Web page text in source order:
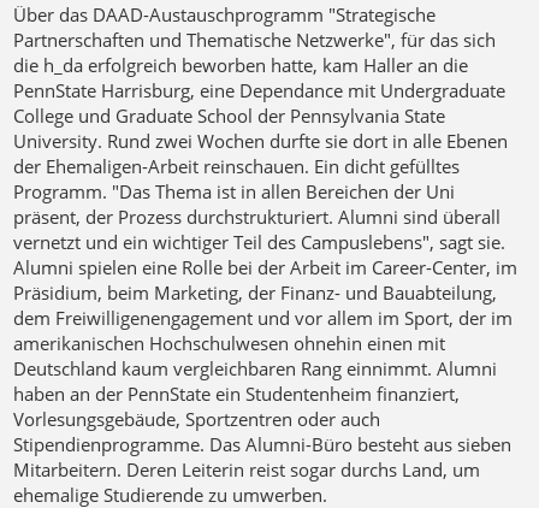
Über das DAAD-Austauschprogramm "Strategische
Partnerschaften und Thematische Netzwerke", für das sich
die h_da erfolgreich beworben hatte, kam Haller an die
PennState Harrisburg, eine Dependance mit Undergraduate
College und Graduate School der Pennsylvania State
University. Rund zwei Wochen durfte sie dort in alle Ebenen
der Ehemaligen-Arbeit reinschauen. Ein dicht gefülltes
Programm. "Das Thema ist in allen Bereichen der Uni
präsent, der Prozess durchstrukturiert. Alumni sind überall
vernetzt und ein wichtiger Teil des Campuslebens", sagt sie.
Alumni spielen eine Rolle bei der Arbeit im Career-Center, im
Präsidium, beim Marketing, der Finanz- und Bauabteilung,
dem Freiwilligenengagement und vor allem im Sport, der im
amerikanischen Hochschulwesen ohnehin einen mit
Deutschland kaum vergleichbaren Rang einnimmt. Alumni
haben an der PennState ein Studentenheim finanziert,
Vorlesungsgebäude, Sportzentren oder auch
Stipendienprogramme. Das Alumni-Büro besteht aus sieben
Mitarbeitern. Deren Leiterin reist sogar durchs Land, um
ehemalige Studierende zu umwerben.